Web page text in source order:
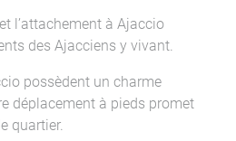
l’attachement à Ajaccio
des Ajacciens y vivant.
possèdent un charme
déplacement à pieds promet
quartier.